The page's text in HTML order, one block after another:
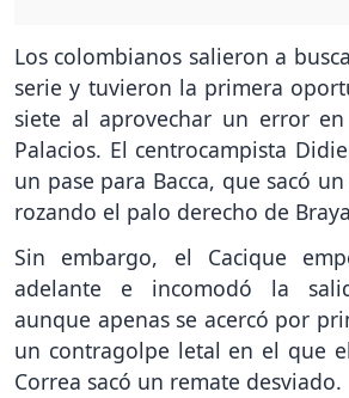
Los colombianos salieron a
serie y tuvieron la primera
siete al aprovechar un error
Palacios. El centrocampista
un pase para Bacca, que sacó
rozando el palo derecho de
Sin embargo, el Cacique
adelante e incomodó la
aunque apenas se acercó por
un contragolpe letal en el que
Correa sacó un remate desviado.